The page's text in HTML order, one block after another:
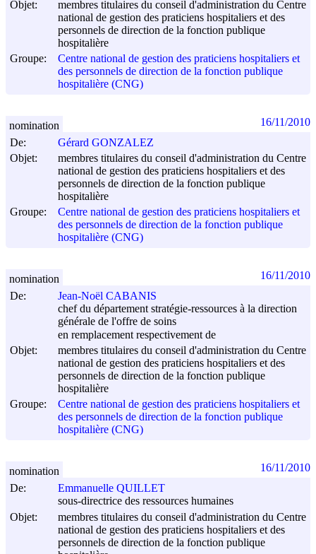
Objet:
membres titulaires du conseil d'administration du Centre
national de gestion des praticiens hospitaliers et des
personnels de direction de la fonction publique
hospitalière
Groupe:
Centre national de gestion des praticiens hospitaliers et
des personnels de direction de la fonction publique
hospitalière (CNG)
De:
Gérard GONZALEZ
Objet:
membres titulaires du conseil d'administration du Centre
national de gestion des praticiens hospitaliers et des
personnels de direction de la fonction publique
hospitalière
Groupe:
Centre national de gestion des praticiens hospitaliers et
des personnels de direction de la fonction publique
hospitalière (CNG)
nomination 16/11/2010
De:
Jean-Noël CABANIS
chef du département stratégie-ressources à la direction
générale de l'offre de soins
en remplacement respectivement de
Objet:
membres titulaires du conseil d'administration du Centre
national de gestion des praticiens hospitaliers et des
personnels de direction de la fonction publique
hospitalière
Groupe:
Centre national de gestion des praticiens hospitaliers et
des personnels de direction de la fonction publique
hospitalière (CNG)
nomination 16/11/2010
De:
Emmanuelle QUILLET
sous-directrice des ressources humaines
Objet:
membres titulaires du conseil d'administration du Centre
national de gestion des praticiens hospitaliers et des
personnels de direction de la fonction publique
nomination 16/11/2010